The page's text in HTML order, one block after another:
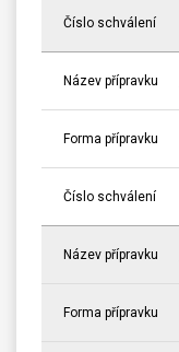
Číslo schválení
Název přípravku
Forma přípravku
Číslo schválení
Název přípravku
Forma přípravku